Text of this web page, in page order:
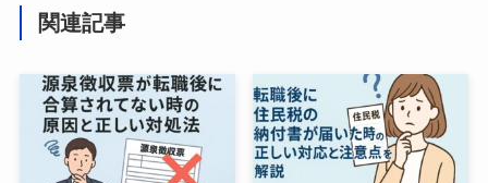
関連記事